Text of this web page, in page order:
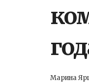
Марина